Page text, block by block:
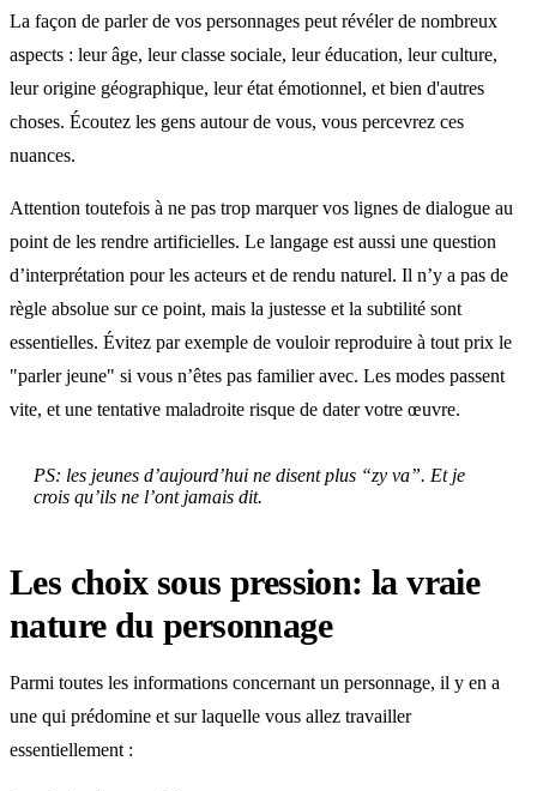
La façon de parler de vos personnages peut révéler de nombreux
aspects : leur âge, leur classe sociale, leur éducation, leur culture,
leur origine géographique, leur état émotionnel, et bien d'autres
choses. Écoutez les gens autour de vous, vous percevrez ces
nuances.
Attention toutefois à ne pas trop marquer vos lignes de dialogue au
point de les rendre artificielles. Le langage est aussi une question
d’interprétation pour les acteurs et de rendu naturel. Il n’y a pas de
règle absolue sur ce point, mais la justesse et la subtilité sont
essentielles. Évitez par exemple de vouloir reproduire à tout prix le
"parler jeune" si vous n’êtes pas familier avec. Les modes passent
vite, et une tentative maladroite risque de dater votre œuvre.
PS: les jeunes d’aujourd’hui ne disent plus “zy va”. Et je
crois qu’ils ne l’ont jamais dit.
Les choix sous pression: la vraie
nature du personnage
Parmi toutes les informations concernant un personnage, il y en a
une qui prédomine et sur laquelle vous allez travailler
essentiellement :